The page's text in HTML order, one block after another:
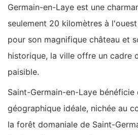
Germain-en-Laye est une
seulement 20 kilomètres à
pour son magnifique château et
historique, la ville offre un cadre
paisible.
Saint-Germain-en-Laye
géographique idéale, nichée au
la forêt domaniale de Saint-